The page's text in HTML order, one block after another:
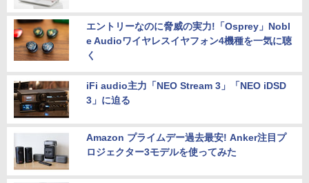
エントリーなのに脅威の実力!「Osprey」Nobl
e Audioワイヤレスイヤフォン4機種を一気に聴
く
iFi audio主力「NEO Stream 3」「NEO iDSD
3」に迫る
Amazon プライムデー過去最安! Anker注目プ
ロジェクター3モデルを使ってみた